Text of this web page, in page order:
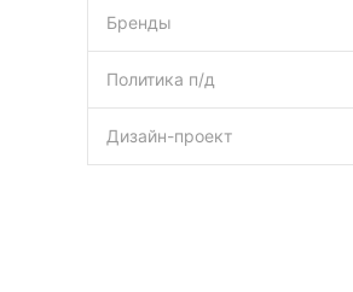
Бренды
Политика п/д
Дизайн-проект